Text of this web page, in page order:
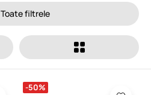
Toate filtrele
-50%